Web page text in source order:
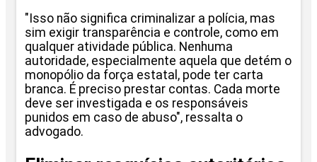
"Isso não significa criminalizar a polícia, mas
sim exigir transparência e controle, como em
qualquer atividade pública. Nenhuma
autoridade, especialmente aquela que detém o
monopólio da força estatal, pode ter carta
branca. É preciso prestar contas. Cada morte
deve ser investigada e os responsáveis
punidos em caso de abuso", ressalta o
advogado.